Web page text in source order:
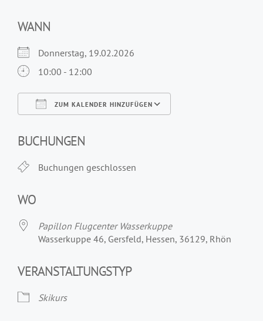
WANN
Donnerstag, 19.02.2026
10:00 - 12:00
ZUM KALENDER HINZUFÜGEN
BUCHUNGEN
Buchungen geschlossen
WO
Papillon Flugcenter Wasserkuppe
Wasserkuppe 46, Gersfeld, Hessen, 36129, Rhön
VERANSTALTUNGSTYP
Skikurs